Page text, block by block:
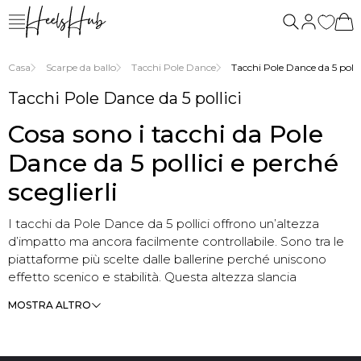
siamo
Casa Scarpe da ballo Tacchi Pole Dance Tacchi Pole Dance da 5
Tacchi Pole Dance da 5 pollici
Cosa sono i tacchi da Pole
Dance da 5 pollici e perché
sceglierli
I tacchi da Pole Dance da 5 pollici offrono un’altezza
d’impatto ma ancora facilmente controllabile. Sono tra le
piattaforme più scelte dalle ballerine perché uniscono
effetto scenico e stabilità. Questa altezza slancia
sicurezza in ogni movimento.
del piede, rendendo la scarpa più stabile di quanto possa
MOSTRA ALTRO